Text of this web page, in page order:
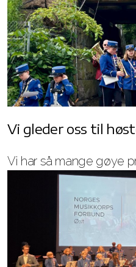
Vi gleder oss til
Vi har så mange gøye